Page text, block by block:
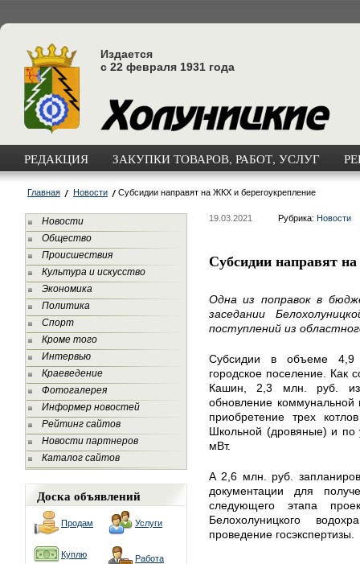
Издается
с 22 февраля 1931 года
РЕДАКЦИЯ ЗАКУПКИ ТОВАРОВ, РАБОТ, УСЛУГ
Главная Новости Субсидии направят на ЖКХ и берегоукрепление
Новости
Общество
Происшествия
Культура и искусство
Экономика
Политика
Спорт
Кроме того
Интервью
Краеведение
Фотогалерея
Информер новостей
Рейтинг сайтов
Новости партнеров
Каталог сайтов
Доска объявлений
Продам Услуги
Куплю Работа
19.03.2021 Рубрика: Новости
Субсидии направят
Одна из поправок в
заседании
поступлений из
Субсидии в объеме 4,9
городское поселение. Как
Кашин, 2,3 млн. руб. из
обновление коммунальной
приобретение трех
Школьной (дровяные) и
мВт.
А 2,6 млн. руб.
документации для
следующего этапа
Белохолуницкого
проведение госэкспертизы.